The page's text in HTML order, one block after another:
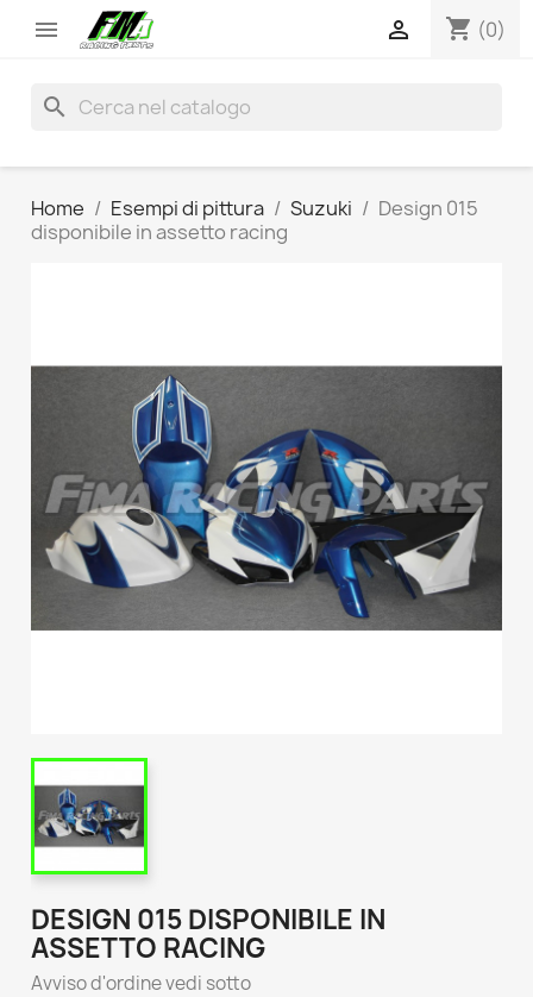
 shopping_cart (0)

search
Home Esempi di pittura Suzuki
Design 015
disponibile in assetto racing
DESIGN 015 DISPONIBILE IN
ASSETTO RACING
Avviso d'ordine vedi sotto